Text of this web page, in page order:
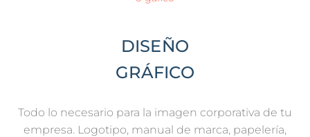
DISEÑO
GRÁFICO
Todo lo necesario para la imagen corporativa de tu
empresa. Logotipo, manual de marca, papelería,